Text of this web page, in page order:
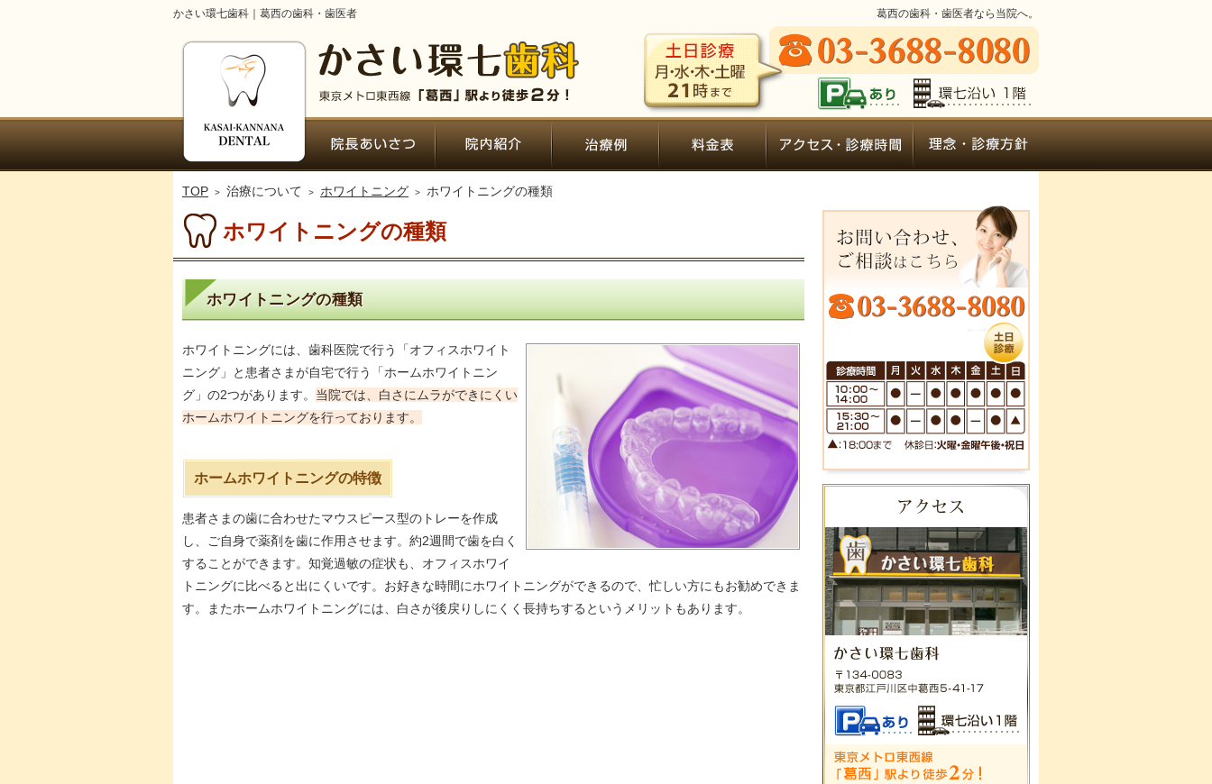
ホワイトニングの種類
葛西の歯科・歯医者なら当院へ。
かさい環七歯科｜葛西の歯科・歯医者
ホワイトニングの種類
ホワイトニングには、歯科医院で行う「オフィスホワイト
ニング」と患者さまが自宅で行う「ホームホワイトニン
グ」の2つがあります。 当院では、白さにムラができにくい
ホームホワイトニングを行っております。
ホームホワイトニングの特徴
患者さまの歯に合わせたマウスピース型のトレーを作成
し、ご自身で薬剤を歯に作用させます。約2週間で歯を白く
することができます。知覚過敏の症状も、オフィスホワイ
トニングに比べると出にくいです。お好きな時間にホワイトニングができるので、忙しい方にもお勧めできま
す。またホームホワイトニングには、白さが後戻りしにくく長持ちするというメリットもあります。
ホーム 院長あいさつ・経歴 院内ツアー 症例集 費用について アクセス・診療時間 患者さまに合わせた治療を
TOP 治療について ホワイトニング ホワイトニングの種類